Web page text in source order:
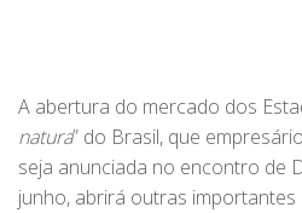
A abertura do mercado dos
natura” do Brasil, que
seja anunciada no encontro de
junho, abrirá outras